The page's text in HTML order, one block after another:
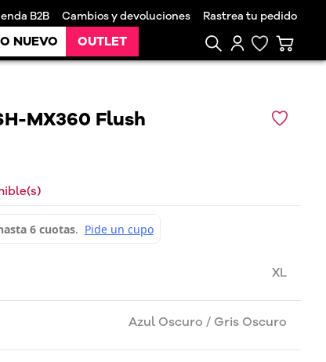
B2B Cambios y devoluciones Rastrea tu pedido
NUEVO OUTLET
MX360 Flush
Azul Oscuro / Gris Oscuro
XL